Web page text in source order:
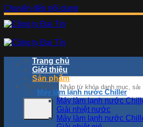
Chuyển đến nội dung
Tìm kiếm:
Trang chủ
Giới thiệu
Sản phẩm
Máy làm lạnh nước Chiller
Máy làm lạnh nước
Giải nhiệt nước
Máy làm lạnh nước